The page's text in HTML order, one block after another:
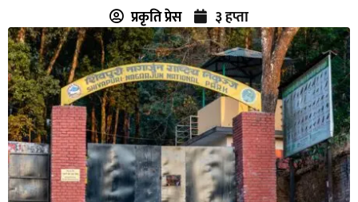
प्रकृति प्रेस ३ हप्ता